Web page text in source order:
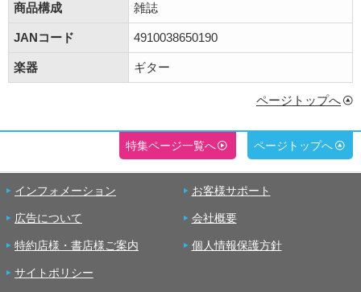
商品構成 雑誌
JANコード 4910038650190
楽器 ギター
ページトップへ
特集ページ一覧へ ページトップへ
インフォメーション お客様サポート
広告について 会社概要
特約店様・書店様ご案内 個人情報保護方針
サイトポリシー